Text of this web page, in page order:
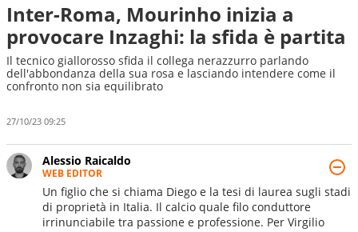
Inter-Roma, Mourinho inizia a
provocare Inzaghi: la sfida è partita
Il tecnico giallorosso sfida il collega nerazzurro parlando
dell'abbondanza della sua rosa e lasciando intendere come il
confronto non sia equilibrato
27/10/23 09:25
Alessio Raicaldo
WEB EDITOR
Un figlio che si chiama Diego e la tesi di laurea sugli stadi
di proprietà in Italia. Il calcio quale filo conduttore
irrinunciabile tra passione e professione. Per Virgilio